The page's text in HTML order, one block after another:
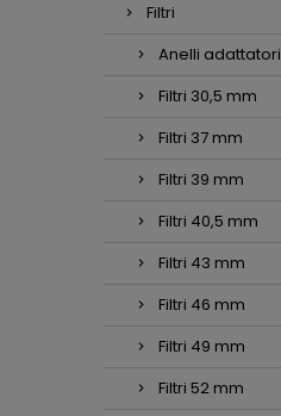
Filtri
Anelli adattatori
Filtri 30,5 mm
Filtri 37 mm
Filtri 39 mm
Filtri 40,5 mm
Filtri 43 mm
Filtri 46 mm
Filtri 49 mm
Filtri 52 mm